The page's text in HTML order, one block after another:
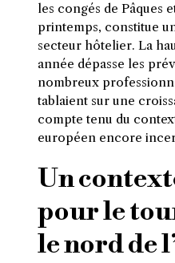
les congés de Pâques
printemps, constitue
secteur hôtelier. La
année dépasse les
nombreux
tablaient sur une
compte tenu du
européen encore
Un
pour le
le nord de